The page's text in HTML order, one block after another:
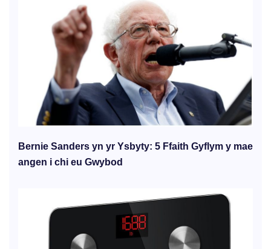
Bernie Sanders yn yr Ysbyty: 5 Ffaith Gyflym y mae
angen i chi eu Gwybod